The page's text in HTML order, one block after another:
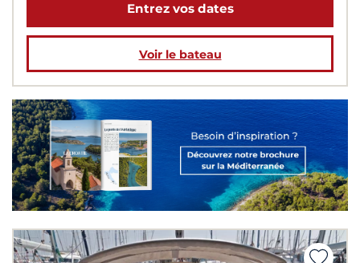
Entrez vos dates
Voir le bateau